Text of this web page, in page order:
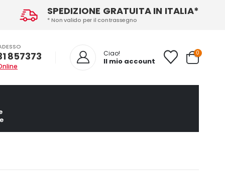
SPEDIZIONE GRATUITA IN ITALIA*
* Non valido per il contrassegno
857373 Ciao!
Il mio account
0